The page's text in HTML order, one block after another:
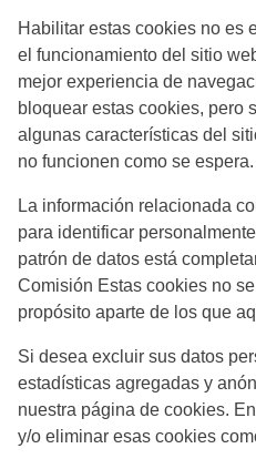
Habilitar estas cookies no es
el funcionamiento del sitio
mejor experiencia de
bloquear estas cookies, pero
algunas características del
no funcionen como se espera.
La información relacionada
para identificar
patrón de datos está
Comisión Estas cookies no
propósito aparte de los que
Si desea excluir sus datos
estadísticas agregadas y
nuestra página de cookies.
y/o eliminar esas cookies